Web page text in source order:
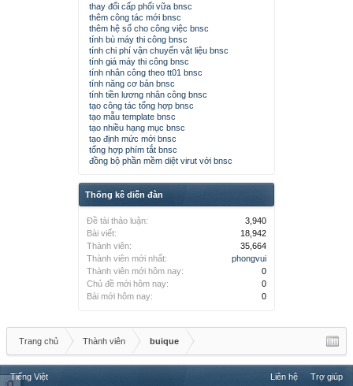
thay đổi cấp phối vữa bnsc
thêm công tác mới bnsc
thêm hệ số cho công việc bnsc
tính bù máy thi công bnsc
tính chi phí vận chuyển vật liệu bnsc
tính giá máy thi công bnsc
tính nhân công theo tt01 bnsc
tính năng cơ bản bnsc
tính tiền lương nhân công bnsc
tạo công tác tổng hợp bnsc
tạo mẫu template bnsc
tạo nhiều hạng mục bnsc
tạo định mức mới bnsc
tổng hợp phím tắt bnsc
đồng bộ phần mềm diệt virut với bnsc
Thống kê diễn đàn
Đề tài thảo luận:
3,940
Bài viết:
18,942
Thành viên:
35,664
Thành viên mới nhất:
phongvui
Thành viên mới hôm nay:
0
Chủ đề mới hôm nay:
0
Bài mới hôm nay:
0
Trang chủ Thành viên buique
Tiếng Việt Liên hệ Trợ giúp